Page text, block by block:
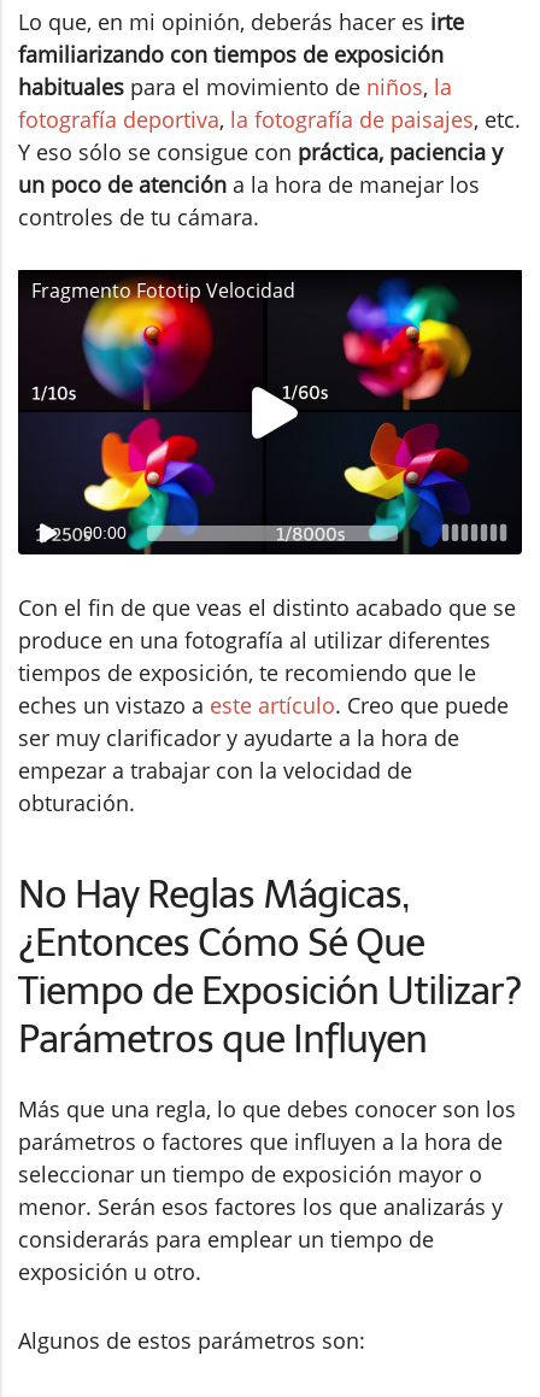
Lo que, en mi opinión, deberás hacer es irte
familiarizando con tiempos de exposición
habituales para el movimiento de niños, la
fotografía deportiva, la fotografía de paisajes, etc.
Y eso sólo se consigue con práctica, paciencia y
un poco de atención a la hora de manejar los
controles de tu cámara.
Fragmento Fototip Velocidad
00:00
Con el fin de que veas el distinto acabado que se
produce en una fotografía al utilizar diferentes
tiempos de exposición, te recomiendo que le
eches un vistazo a este artículo. Creo que puede
ser muy clarificador y ayudarte a la hora de
empezar a trabajar con la velocidad de
obturación.
No Hay Reglas Mágicas,
¿Entonces Cómo Sé Que
Tiempo de Exposición Utilizar?
Parámetros que Influyen
Más que una regla, lo que debes conocer son los
parámetros o factores que influyen a la hora de
seleccionar un tiempo de exposición mayor o
menor. Serán esos factores los que analizarás y
considerarás para emplear un tiempo de
exposición u otro.
Algunos de estos parámetros son: